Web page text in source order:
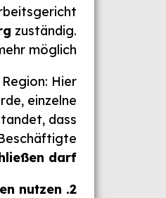
zuständig.
möglich.
Hier
einzelne
dass
darf
2. Kündigung für Arbeitnehmer in Syke: Rechte kennen, Chancen nutzen